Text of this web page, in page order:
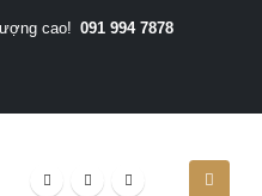
cao! 091 994 7878